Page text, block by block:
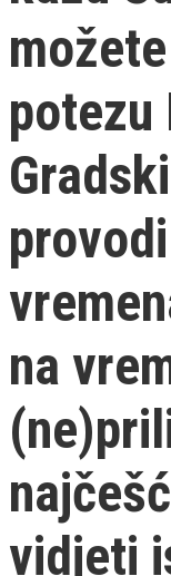
potezu
na
vidjeti